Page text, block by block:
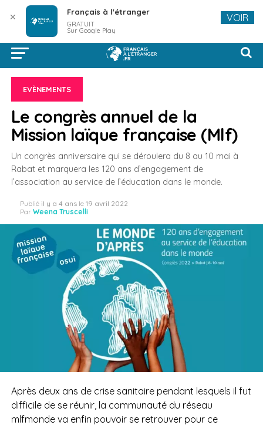
EVÈNEMENTS
Le congrès annuel de la
Mission laïque française (Mlf)
Un congrès anniversaire qui se déroulera du 8 au 10 mai à
Rabat et marquera les 120 ans d’engagement de
l’association au service de l’éducation dans le monde.
Publié il y a 4 ans le 19 avril 2022
Par Weena Truscelli
Après deux ans de crise sanitaire pendant lesquels il fut
difficile de se réunir, la communauté du réseau
mlfmonde va enfin pouvoir se retrouver pour ce
✕ Français à l'étranger
GRATUIT
Sur Google Play
VOIR